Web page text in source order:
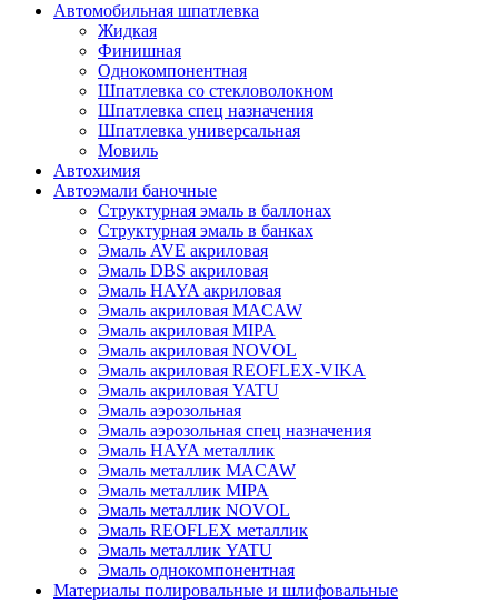
Автомобильная шпатлевка
Жидкая
Финишная
Однокомпонентная
Шпатлевка со стекловолокном
Шпатлевка спец назначения
Шпатлевка универсальная
Мовиль
Автохимия
Автоэмали баночные
Структурная эмаль в баллонах
Структурная эмаль в банках
Эмаль AVE акриловая
Эмаль DBS акриловая
Эмаль HAYA акриловая
Эмаль акриловая MACAW
Эмаль акриловая MIPA
Эмаль акриловая NOVOL
Эмаль акриловая REOFLEX-VIKA
Эмаль акриловая YATU
Эмаль аэрозольная
Эмаль аэрозольная спец назначения
Эмаль HAYA металлик
Эмаль металлик MACAW
Эмаль металлик MIPA
Эмаль металлик NOVOL
Эмаль REOFLEX металлик
Эмаль металлик YATU
Эмаль однокомпонентная
Материалы полировальные и шлифовальные